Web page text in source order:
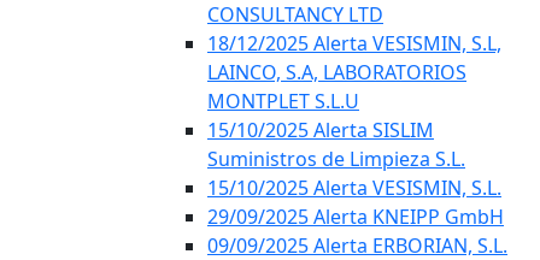
CONSULTANCY LTD
18/12/2025 Alerta VESISMIN, S.L,
LAINCO, S.A, LABORATORIOS
MONTPLET S.L.U
15/10/2025 Alerta SISLIM
Suministros de Limpieza S.L.
15/10/2025 Alerta VESISMIN, S.L.
29/09/2025 Alerta KNEIPP GmbH
09/09/2025 Alerta ERBORIAN, S.L.